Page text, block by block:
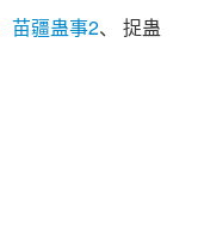
苗疆蛊事2、 捉蛊